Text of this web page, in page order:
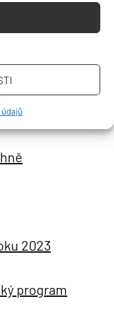
kurz
2023
program